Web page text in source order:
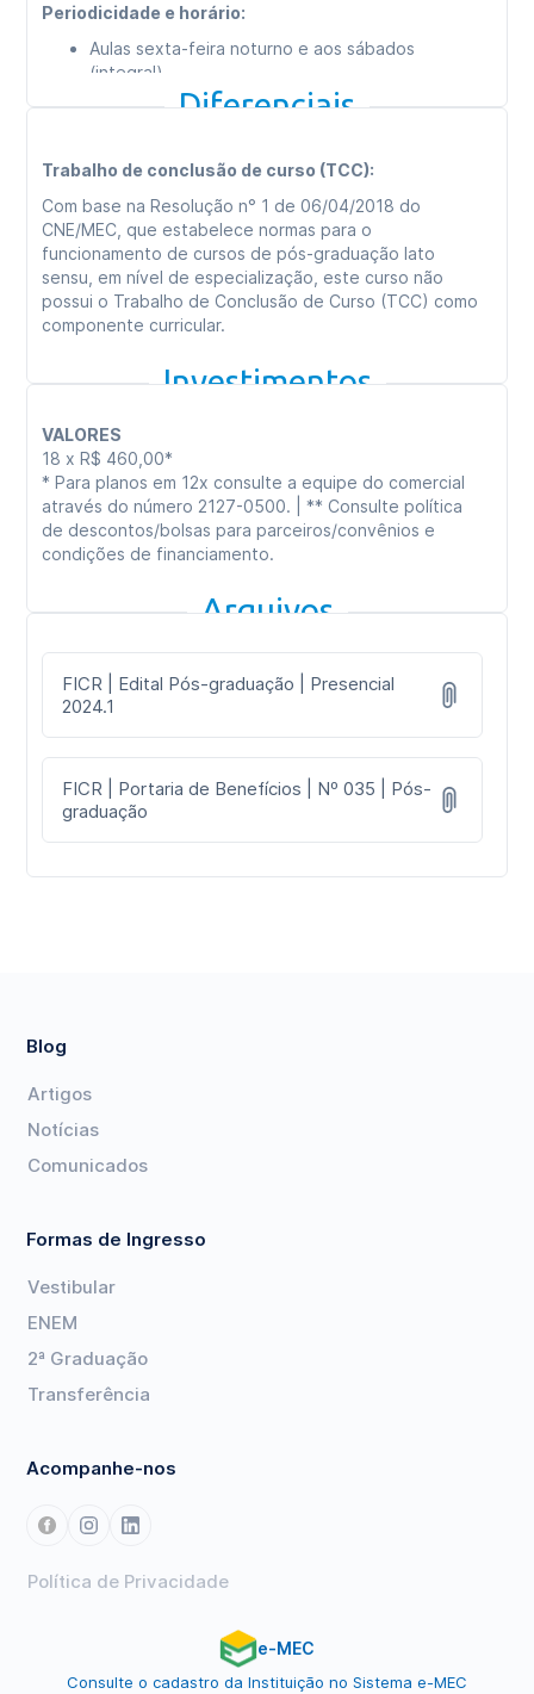
Periodicidade e horário:
Aulas sexta-feira noturno e aos sábados
(integral)
Início das aulas previsto para primeiro semestre
Diferenciais
Trabalho de conclusão de curso (TCC):
Com base na Resolução n° 1 de 06/04/2018 do
CNE/MEC, que estabelece normas para o
funcionamento de cursos de pós-graduação lato
sensu, em nível de especialização, este curso não
possui o Trabalho de Conclusão de Curso (TCC) como
componente curricular.
Investimentos
VALORES
18 x R$ 460,00*
* Para planos em 12x consulte a equipe do comercial
através do número 2127-0500. | ** Consulte política
de descontos/bolsas para parceiros/convênios e
condições de financiamento.
Arquivos
FICR | Edital Pós-graduação | Presencial
2024.1
FICR | Portaria de Benefícios | Nº 035 | Pós-
graduação
Blog
Artigos
Notícias
Comunicados
Formas de Ingresso
Vestibular
ENEM
2ª Graduação
Transferência
Acompanhe-nos
Política de Privacidade
e-MEC
Consulte o cadastro da Instituição no Sistema e-MEC